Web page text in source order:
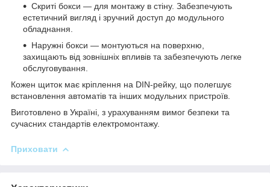
Скриті бокси — для монтажу в стіну. Забезпечують
естетичний вигляд і зручний доступ до модульного
обладнання.
Наружні бокси — монтуються на поверхню,
захищають від зовнішніх впливів та забезпечують легке
обслуговування.
Кожен щиток має кріплення на DIN-рейку, що полегшує
встановлення автоматів та інших модульних пристроїв.
Виготовлено в Україні, з урахуванням вимог безпеки та
сучасних стандартів електромонтажу.
Приховати